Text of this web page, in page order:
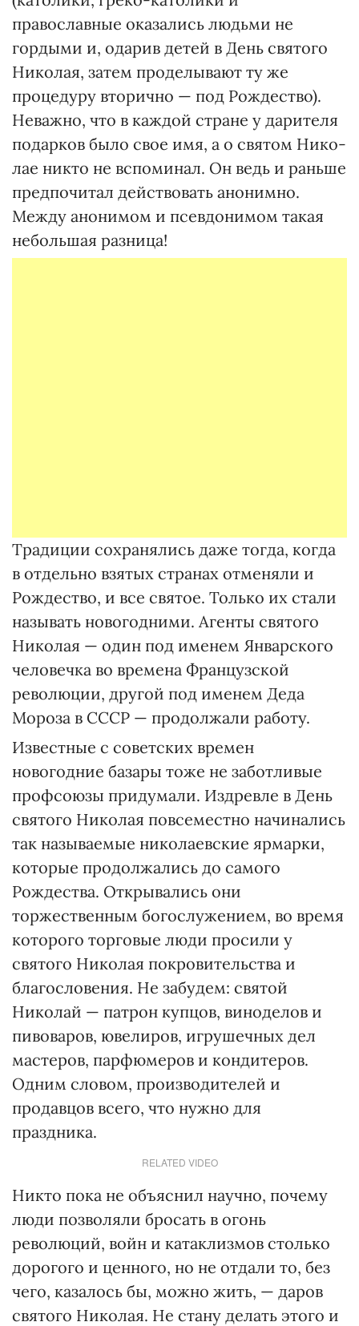
православные оказались людьми не
гордыми и, одарив детей в День святого
Нико­лая, затем проделывают ту же
процедуру вторично — под Рождество).
Неважно, что в каждой стране у дарителя
подарков было свое имя, а о святом Нико­
лае никто не вспоминал. Он ведь и раньше
предпочитал действовать анонимно.
Между анонимом и псевдонимом такая
небольшая разница!
Традиции сохранялись даже тогда, когда
в отдельно взятых странах отменяли и
Рождество, и все святое. Только их стали
называть новогодними. Агенты святого
Николая — один под именем Январского
человечка во времена Французской
революции, другой под именем Деда
Мороза в СССР — продолжали работу.
Известные с советских времен
новогодние базары тоже не заботливые
профсоюзы придумали. Издревле в День
святого Николая повсеместно начинались
так называемые николаевские ярмарки,
которые продолжались до самого
Рождества. Открывались они
торжественным богослужением, во время
которого торговые люди просили у
святого Николая покровительства и
благословения. Не забудем: святой
Николай — патрон купцов, виноделов и
пивоваров, ювелиров, игрушечных дел
мастеров, парфюмеров и кондитеров.
Одним словом, производителей и
продавцов всего, что нужно для
праздника.
RELATED VIDEO
Никто пока не объяснил научно, почему
люди позволяли бросать в огонь
революций, войн и катаклизмов столько
дорогого и ценного, но не отдали то, без
чего, казалось бы, можно жить, — даров
святого Николая. Не стану делать этого и